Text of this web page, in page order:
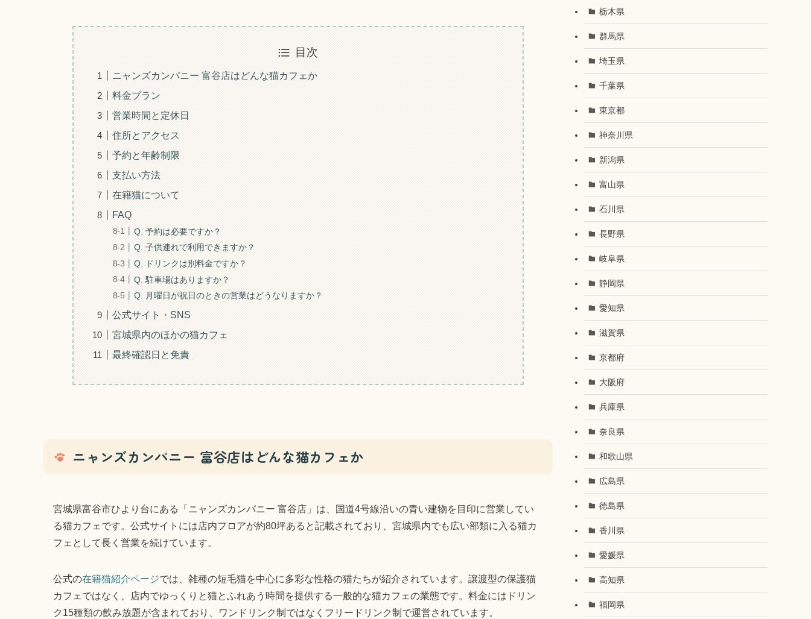
目次
ニャンズカンパニー 富谷店はどんな猫カフェか
料金プラン
営業時間と定休日
住所とアクセス
予約と年齢制限
支払い方法
在籍猫について
FAQ
Q. 予約は必要ですか？
Q. 子供連れで利用できますか？
Q. ドリンクは別料金ですか？
Q. 駐車場はありますか？
Q. 月曜日が祝日のときの営業はどうなりますか？
公式サイト・SNS
宮城県内のほかの猫カフェ
最終確認日と免責
ニャンズカンパニー 富谷店はどんな猫カフェか
宮城県富谷市ひより台にある「ニャンズカンパニー 富谷店」は、国道4号線沿いの青い建物を目印に営業してい
る猫カフェです。公式サイトには店内フロアが約80坪あると記載されており、宮城県内でも広い部類に入る猫カ
フェとして長く営業を続けています。
公式の在籍猫紹介ページでは、雑種の短毛猫を中心に多彩な性格の猫たちが紹介されています。譲渡型の保護猫
カフェではなく、店内でゆっくりと猫とふれあう時間を提供する一般的な猫カフェの業態です。料金にはドリン
ク15種類の飲み放題が含まれており、ワンドリンク制ではなくフリードリンク制で運営されています。
栃木県
群馬県
埼玉県
千葉県
東京都
神奈川県
新潟県
富山県
石川県
長野県
岐阜県
静岡県
愛知県
滋賀県
京都府
大阪府
兵庫県
奈良県
和歌山県
広島県
徳島県
香川県
愛媛県
高知県
福岡県